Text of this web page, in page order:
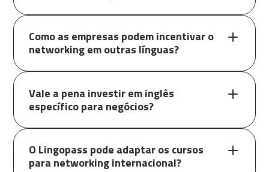
Como as empresas podem incentivar o
networking em outras línguas?
Vale a pena investir em inglês
específico para negócios?
O Lingopass pode adaptar os cursos
para networking internacional?